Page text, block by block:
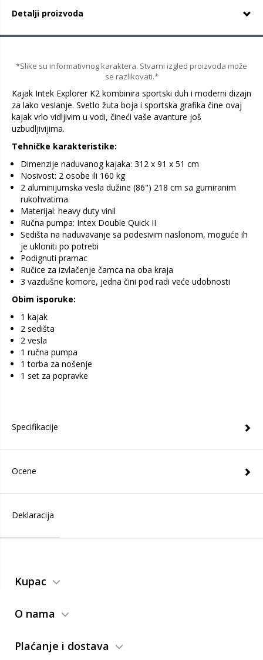
Detalji proizvoda
*Slike su informativnog karaktera. Stvarni izgled proizvoda može
se razlikovati.*
Kajak Intek Explorer K2 kombinira sportski duh i moderni dizajn
za lako veslanje. Svetlo žuta boja i sportska grafika čine ovaj
kajak vrlo vidljivim u vodi, čineći vaše avanture još
uzbudljivijima.
Tehničke karakteristike:
Dimenzije naduvanog kajaka: 312 x 91 x 51 cm
Nosivost: 2 osobe ili 160 kg
2 aluminijumska vesla dužine (86") 218 cm sa gumiranim
rukohvatima
Materijal: heavy duty vinil
Ručna pumpa: Intex Double Quick II
Sedišta na naduvavanje sa podesivim naslonom, moguće ih
je ukloniti po potrebi
Podignuti pramac
Ručice za izvlačenje čamca na oba kraja
3 vazdušne komore, jedna čini pod radi veće udobnosti
Obim isporuke:
1 kajak
2 sedišta
2 vesla
1 ručna pumpa
1 torba za nošenje
1 set za popravke
Specifikacije
Ocene
Deklaracija
Kupac
O nama
Plaćanje i dostava